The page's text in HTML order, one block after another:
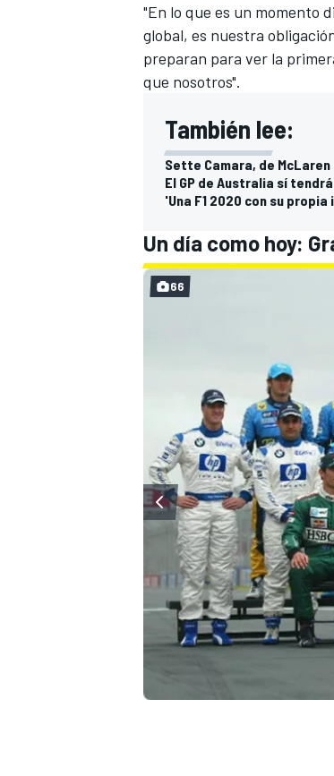
WRC
"En lo que es un momento
global, es nuestra
preparan para ver la
que nosotros".
También lee:
Sette Camara, de
El GP de Australia sí
'Una F1 2020 con su
Un día como hoy:
66